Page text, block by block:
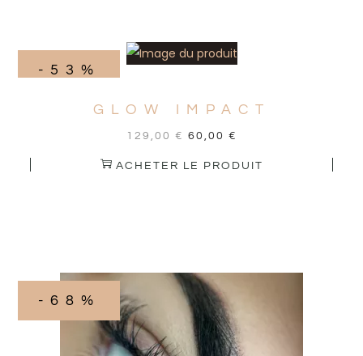
-53%
GLOW IMPACT
129,00 € 60,00 €
ACHETER LE PRODUIT
-68%